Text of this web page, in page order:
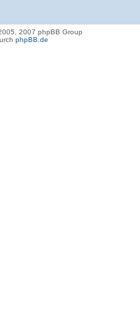
2007 phpBB Group
phpBB.de